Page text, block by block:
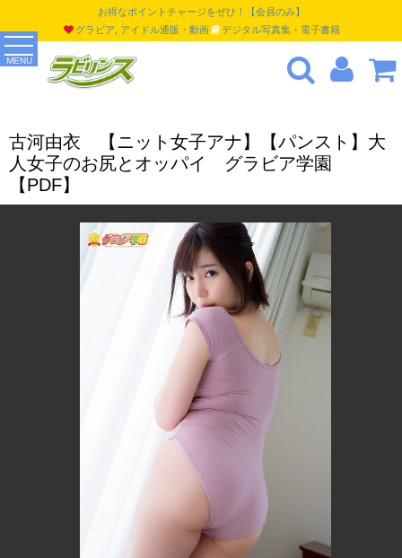
MENU
お得なポイントチャージをぜひ！【会員のみ】
グラビア, アイドル通販・動画
デジタル写真集・電子書籍
古河由衣 【ニット女子アナ】【パンスト】大
人女子のお尻とオッパイ グラビア学園
【PDF】